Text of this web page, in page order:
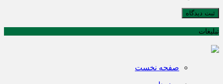
ثبت دیدگاه
تبلیغات
صفحه نخست